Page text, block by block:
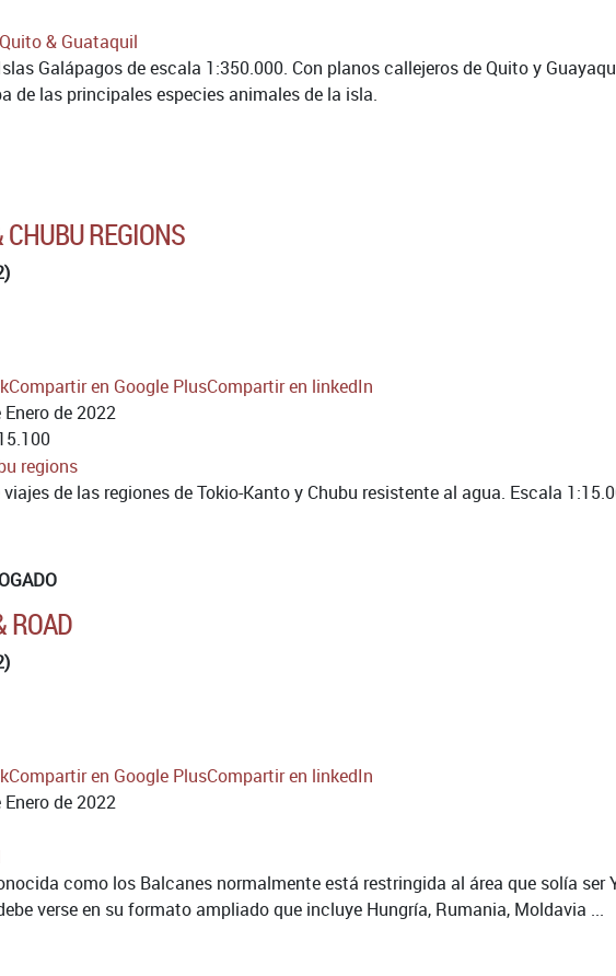
Galápagos de escala 1:350.000. Con planos callejeros de Quito y
de las principales especies animales de la isla.
REGIONS
Compartir en Google PlusCompartir en linkedIn
Enero de 2022
de las regiones de Tokio-Kanto y Chubu resistente al agua. Escala
ROAD
Compartir en Google PlusCompartir en linkedIn
Enero de 2022
como los Balcanes normalmente está restringida al área que solía ser
verse en su formato ampliado que incluye Hungría, Rumania, Moldavia ...